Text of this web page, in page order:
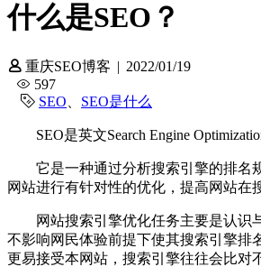
什么是SEO？
重庆SEO博客 | 2022/01/19
597
SEO
SEO是什么
SEO是英文Search Engine
它是一种通过分析搜索引擎的排名
网站进行有针对性的优化，提高网站在
网站搜索引擎优化任务主要是认识
不影响网民体验前提下使其搜索引擎排
更易接受本网站，搜索引擎往往会比对